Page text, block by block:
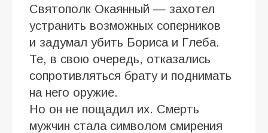
Святополк Окаянный — захотел
устранить возможных соперников
и задумал убить Бориса и Глеба.
Те, в свою очередь, отказались
сопротивляться брату и поднимать
на него оружие.
Но он не пощадил их. Смерть
мужчин стала символом смирения